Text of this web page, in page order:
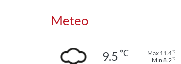
Meteo
9.5 ℃ Max 11.4℃
Min 8.2℃